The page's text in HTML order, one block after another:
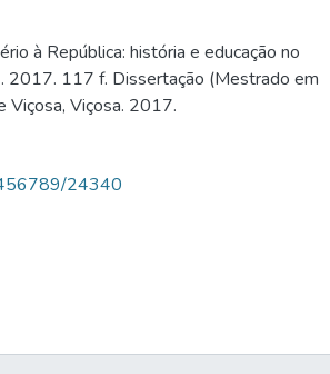
à República: história e educação no
117 f. Dissertação (Mestrado em
Viçosa, Viçosa. 2017.
24340